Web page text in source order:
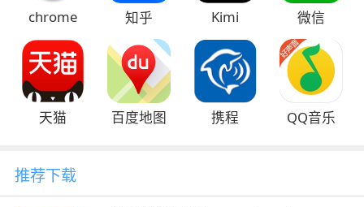
chrome 知乎 Kimi 微信
天猫 百度地图 携程 QQ音乐
推荐下载